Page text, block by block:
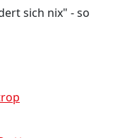
sich nix" - so